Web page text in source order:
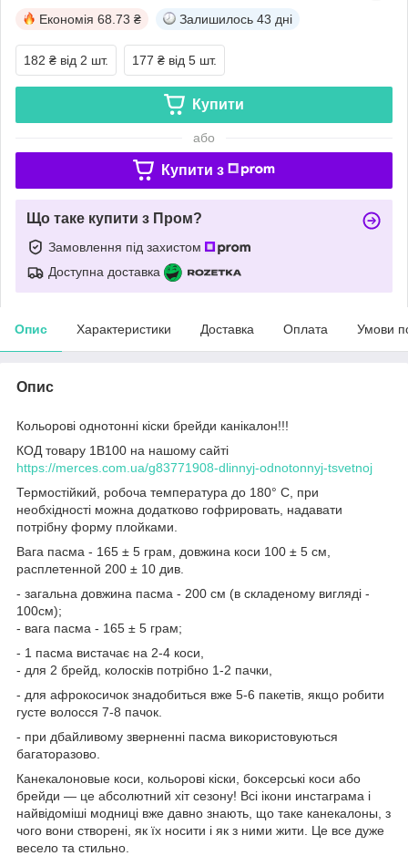
Економія 68.73 ₴ Залишилось 43 дні
182 ₴ від 2 шт. 177 ₴ від 5 шт.
Купити
або
Купити з
Що таке купити з Пром?
Замовлення під захистом
Доступна доставка
Опис Характеристики Доставка Оплата Умови
Опис
Кольорові однотонні кіски брейди канікалон!!!
КОД товару 1B100 на нашому сайті
https://merces.com.ua/g83771908-dlinnyj-odnotonnyj-tsvetnoj
Термостійкий, робоча температура до 180° С, при
необхідності можна додатково гофрировать, надавати
потрібну форму плойками.
Вага пасма - 165 ± 5 грам, довжина коси 100 ± 5 см,
расплетенной 200 ± 10 див.
- загальна довжина пасма - 200 см (в складеному вигляді -
100см);
- вага пасма - 165 ± 5 грам;
- 1 пасма вистачає на 2-4 коси,
- для 2 брейд, колосків потрібно 1-2 пачки,
- для афрокосичок знадобиться вже 5-6 пакетів, якщо робити
густе волосся 7-8 пачок.
- при дбайливому зверненні пасма використовуються
багаторазово.
Канекалоновые коси, кольорові кіски, боксерські коси або
брейди — це абсолютний хіт сезону! Всі ікони инстаграма і
найвідоміші модниці вже давно знають, що таке канекалоны, з
чого вони створені, як їх носити і як з ними жити. Це все дуже
весело та стильно.